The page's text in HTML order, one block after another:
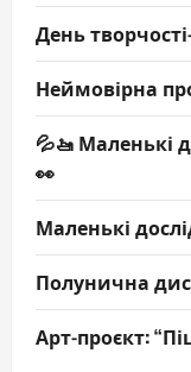
День
Неймовірна
💦🚤 Маленькі
👀
Маленькі
Полунична
Арт-проєкт: